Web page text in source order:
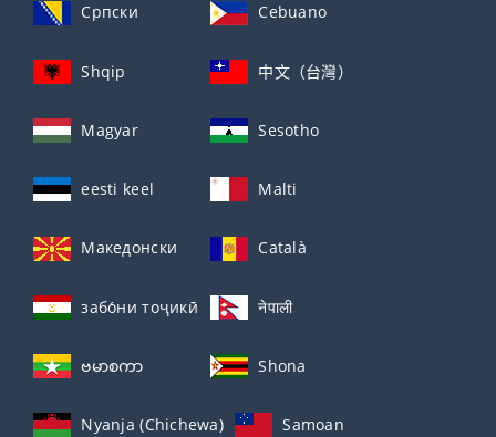
Српски Cebuano
Shqip 中文（台灣）
Magyar Sesotho
eesti keel Malti
Македонски Català
забо́ни тоҷикӣ́ नेपाली
ဗမာစကာ Shona
Nyanja (Chichewa) Samoan